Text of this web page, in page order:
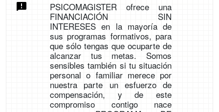
PSICOMAGISTER ofrece una
FINANCIACIÓN SIN
INTERESES en la mayoría de
sus programas formativos, para
que sólo tengas que ocuparte de
alcanzar tus metas. Somos
sensibles también si tu situación
personal o familiar merece por
nuestra parte un esfuerzo de
compensación, y de este
compromiso contigo nace